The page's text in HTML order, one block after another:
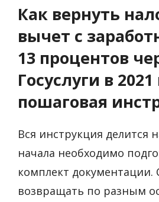
Как вернуть
вычет с
13 процентов
Госуслуги в
пошаговая
Вся инструкция делится
начала необходимо
комплект документации.
возвращать по разным